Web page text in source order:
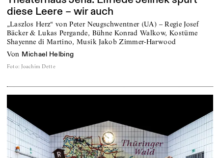
diese Leere – wir auch
„Laszlos Herz“ von Peter Neugschwentner (UA) – Regie Josef
Bäcker & Lukas Pergande, Bühne Konrad Walkow, Kostüme
Shayenne di Martino, Musik Jakob Zimmer-Harwood
von Michael Helbing
Foto: Joachim Dette